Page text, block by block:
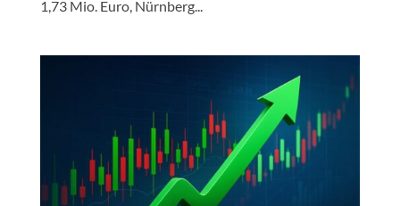
1,73 Mio. Euro, Nürnberg...